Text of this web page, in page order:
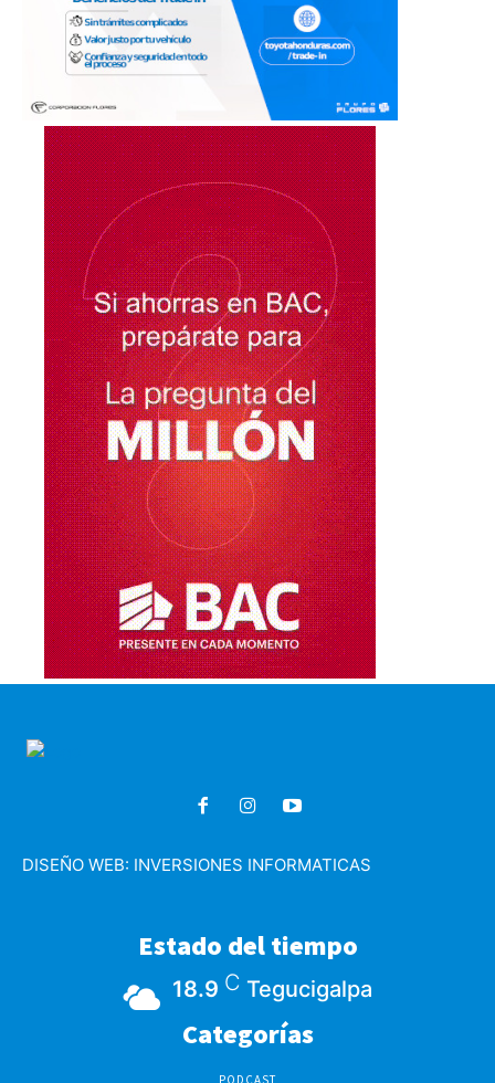
DISEÑO WEB: INVERSIONES INFORMATICAS
Estado del tiempo
18.9 C Tegucigalpa
Categorías
PODCAST